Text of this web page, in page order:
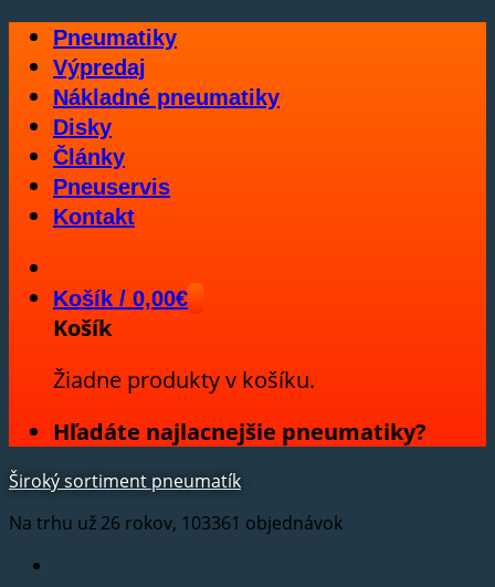
Skip
content
Pneumatiky
Výpredaj
Nákladné pneumatiky
Disky
Články
Pneuservis
Kontakt
Košík / 0,00€
Košík
Žiadne produkty v košíku.
Hľadáte najlacnejšie pneumatiky?
Široký sortiment pneumatík
Na trhu už 26 rokov, 103361 objednávok